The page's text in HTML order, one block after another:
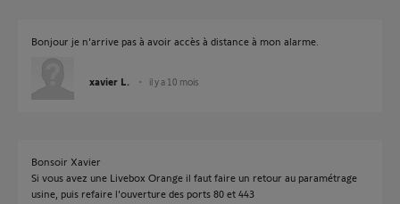
Bonjour je n'arrive pas à avoir accès à distance à mon alarme.
xavier L. il y a 10 mois
Bonsoir Xavier
Si vous avez une Livebox Orange il faut faire un retour au paramétrage
usine, puis refaire l'ouverture des ports 80 et 443